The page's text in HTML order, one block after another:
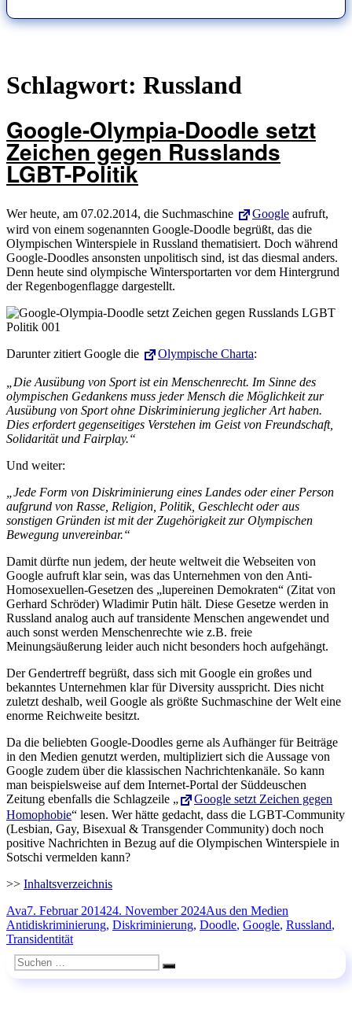
Schlagwort: Russland
Google-Olympia-Doodle setzt
Zeichen gegen Russlands
LGBT-Politik
Wer heute, am 07.02.2014, die Suchmaschine Google aufruft,
wird von einem sogenannten Google-Doodle begrüßt, das die
Olympischen Winterspiele in Russland thematisiert. Doch während
Google-Doodles ansonsten unpolitisch sind, ist das diesmal anders.
Denn heute sind olympische Wintersportarten vor dem Hintergrund
der Regenbogenflagge dargestellt.
Darunter zitiert Google die Olympische Charta:
„Die Ausübung von Sport ist ein Menschenrecht. Im Sinne des
olympischen Gedankens muss jeder Mensch die Möglichkeit zur
Ausübung von Sport ohne Diskriminierung jeglicher Art haben.
Dies erfordert gegenseitiges Verstehen im Geist von Freundschaft,
Solidarität und Fairplay.“
Und weiter:
„Jede Form von Diskriminierung eines Landes oder einer Person
aufgrund von Rasse, Religion, Politik, Geschlecht oder aus
sonstigen Gründen ist mit der Zugehörigkeit zur Olympischen
Bewegung unvereinbar.“
Damit dürfte nun jedem, der heute weltweit die Webseiten von
Google aufruft klar sein, was das Unternehmen von den Anti-
Homosexuellen-Gesetzen des „lupereinen Demokraten“ (Zitat von
Gerhard Schröder) Wladimir Putin hält. Diese Gesetze werden in
Russland analog auch auf transidente Menschen angewendet und
auch sonst werden Menschenrechte wie z.B. freie
Meinungsäußerung leider auch nicht besonders hoch aufgehängt.
Der Gendertreff begrüßt, dass sich mit Google ein großes und
bekanntes Unternehmen klar für Diversity ausspricht. Dies nicht
zuletzt deshalb, weil Google als größte Suchmaschine der Welt eine
enorme Reichweite besitzt.
Da die beliebten Google-Doodles gerne als Aufhänger für Beiträge
in den Medien genutzt werden, multipliziert sich die Aussage von
Google zudem über die klassischen Nachrichtenkanäle. So kann
man beispielsweise auf dem Internet-Portal der Süddeuschen
Zeitung ebenfalls die Schlagzeile „
Google setzt Zeichen gegen
Homophobie“ lesen. Wer hätte gedacht, dass die LGBT-Community
(Lesbian, Gay, Bisexual & Transgender Community) doch noch
positive Nachrichten in Bezug auf die Olympischen Winterspiele in
Sotschi vermelden kann?
>> Inhaltsverzeichnis
Autor
AvaVeröffentlicht
am
7. Februar 201424. November 2024Kategorien
Aus den Medien
Antidiskriminierung, Diskriminierung, Doodle, Google, Russland,
Transidentität
Suchen
nach:
Suchen